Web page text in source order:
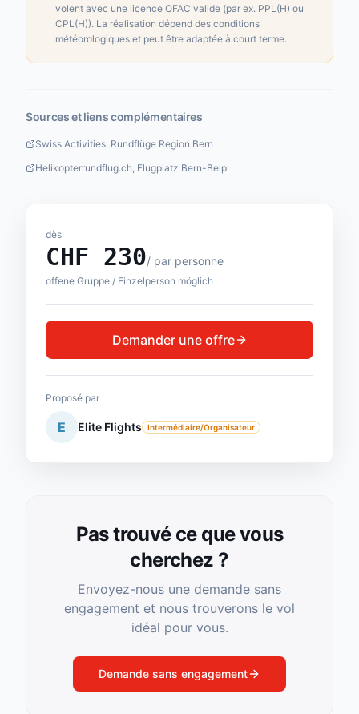
volent avec une licence OFAC valide (par ex. PPL(H) ou
CPL(H)). La réalisation dépend des conditions
météorologiques et peut être adaptée à court terme.
Sources et liens complémentaires
Swiss Activities, Rundflüge Region Bern
Helikopterrundflug.ch, Flugplatz Bern-Belp
dès
CHF 230/ par personne
offene Gruppe / Einzelperson möglich
Demander une offre
Proposé par
E Elite Flights Intermédiaire/Organisateur
Pas trouvé ce que vous
cherchez ?
Envoyez-nous une demande sans
engagement et nous trouverons le vol
idéal pour vous.
Demande sans engagement